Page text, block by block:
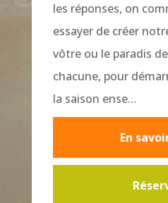
les réponses, on
essayer de créer
vôtre ou le paradis
chacune, pour
la saison ense…
En